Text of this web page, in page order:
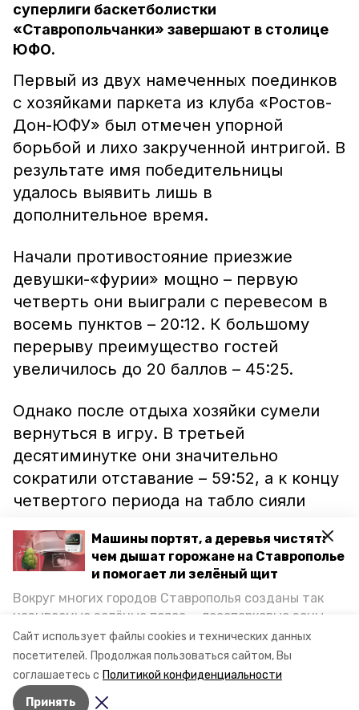
Сайт использует файлы cookies и технических данных
посетителей. Продолжая пользоваться сайтом, Вы
соглашаетесь с Политикой конфиденциальности
Принять
Машины портят, а деревья чистят:
чем дышат горожане на Ставрополье
и помогает ли зелёный щит
Вокруг многих городов Ставрополья созданы так
называемые зелёные пояса — лесопарковые зоны,
снижающие негативное воздействие выхлопных
газов на атмосферу. Справляются ли они с
постоянно растущим потоком автотранспорта и
каким воздухом дышат жители края, узнала
корреспондент «Победы26».
суперлиги баскетболистки
«Ставропольчанки» завершают в столице
ЮФО.
Первый из двух намеченных поединков
с хозяйками паркета из клуба «Ростов-
Дон-ЮФУ» был отмечен упорной
борьбой и лихо закрученной интригой. В
результате имя победительницы
удалось выявить лишь в
дополнительное время.
Начали противостояние приезжие
девушки-«фурии» мощно – первую
четверть они выиграли с перевесом в
восемь пунктов – 20:12. К большому
перерыву преимущество гостей
увеличилось до 20 баллов – 45:25.
Однако после отдыха хозяйки сумели
вернуться в игру. В третьей
десятиминутке они значительно
сократили отставание – 59:52, а к концу
четвертого периода на табло сияли
овертайме любимицы местной публики
довели дело до волевой победы – 81:77.
Шансы отомстить «аборигенкам» за
обидное фиаско у ставропольских
«фурий» будут уже сегодня.
Авторы: Наталья Саенко